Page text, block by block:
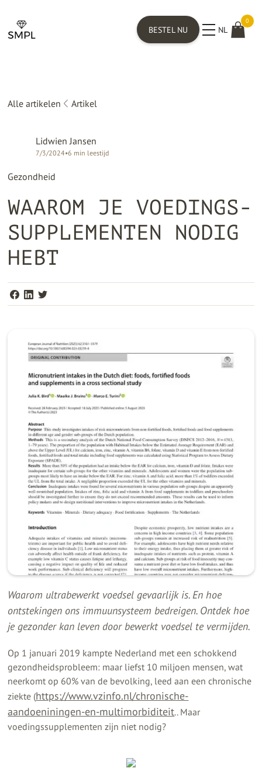
BESTEL NU NL
0
Alle artikelen Artikel
Lidwien Jansen
7/3/2024•6 min leestijd
Gezondheid
WAAROM JE VOEDINGS­
SUPPLEMENTEN NODIG
HEBT
Waarom ultrabewerkt voedsel gevaarlijk is. En hoe
ontstekingen ons immuunsysteem bedreigen. Ontdek hoe
je gezonder kan leven door bewerkt voedsel te vermijden.
Op 1 januari 2019 kampte Nederland met een schokkend
gezondheidsprobleem: maar liefst 10 miljoen mensen, wat
neerkomt op 60% van de bevolking, leed aan een chronische
ziekte (https://www.vzinfo.nl/chronische-
aandoeniningen-en-multimorbiditeit.. Maar
voedingssupplementen zijn niet nodig?